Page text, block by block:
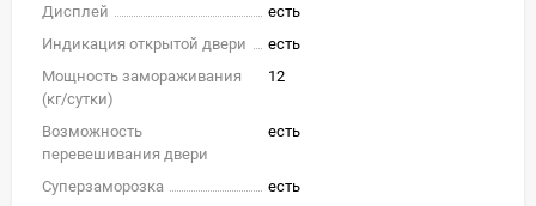
Дисплей
есть
Индикация открытой двери
есть
Мощность замораживания
(кг/cутки)
12
Возможность
перевешивания двери
есть
Суперзаморозка
есть